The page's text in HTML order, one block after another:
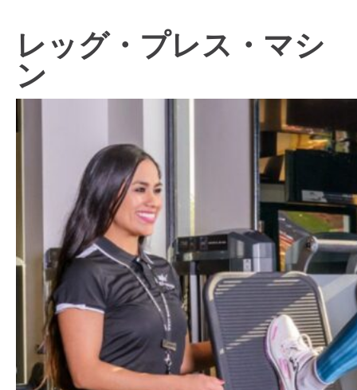
レッグ・プレス・マシ
ン